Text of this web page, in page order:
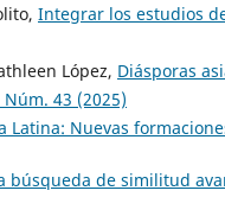
Integrar los estudios
López, Diásporas
43 (2025)
Latina: Nuevas
búsqueda de similitud